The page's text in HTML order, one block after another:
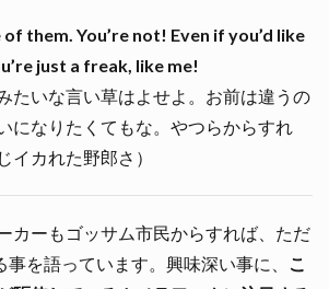
them. You’re not! Even if you’d like
just a freak, like me!
たいな言い草はよせよ。お前は違うの
になりたくてもな。やつらからすれ
イカれた野郎さ）
カーもゴッサム市民からすれば、ただ
事を語っています。興味深い事に、
こ